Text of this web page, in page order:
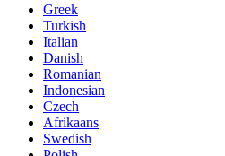
Greek
Turkish
Italian
Danish
Romanian
Indonesian
Czech
Afrikaans
Swedish